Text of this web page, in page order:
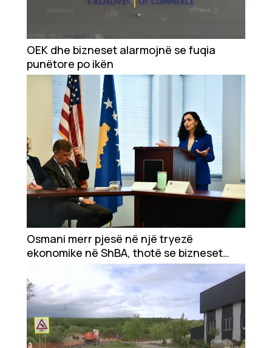
Showbiz
Ekonomi
Teknologji
Udhëtime
DuVideo
OEK dhe bizneset alarmojnë se fuqia
punëtore po ikën
Osmani merr pjesë në një tryezë
ekonomike në ShBA, thotë se bizneset
lidhin njerëzit dhe shtetet